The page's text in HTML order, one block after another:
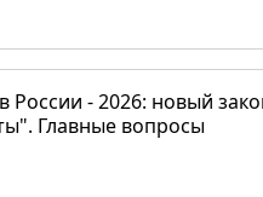
России - 2026: новый
Главные вопросы